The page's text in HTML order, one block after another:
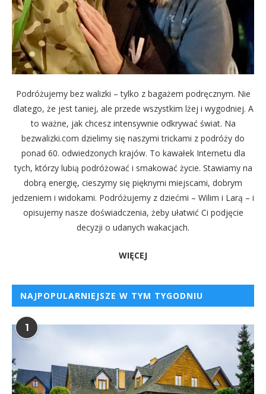
Podróżujemy bez walizki – tylko z bagażem podręcznym. Nie
dlatego, że jest taniej, ale przede wszystkim lżej i wygodniej. A
to ważne, jak chcesz intensywnie odkrywać świat. Na
bezwalizki.com dzielimy się naszymi trickami z podróży do
ponad 60. odwiedzonych krajów. To kawałek Internetu dla
tych, którzy lubią podróżować i smakować życie. Stawiamy na
dobrą energię, cieszymy się pięknymi miejscami, dobrym
jedzeniem i widokami. Podróżujemy z dziećmi – Wilim i Larą – i
opisujemy nasze doświadczenia, żeby ułatwić Ci podjęcie
decyzji o udanych wakacjach.
WIĘCEJ
NAJPOPULARNIEJSZE W TYM TYGODNIU
1